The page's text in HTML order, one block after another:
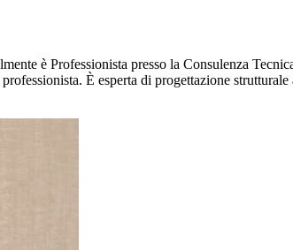
è Professionista presso la Consulenza
È esperta di progettazione